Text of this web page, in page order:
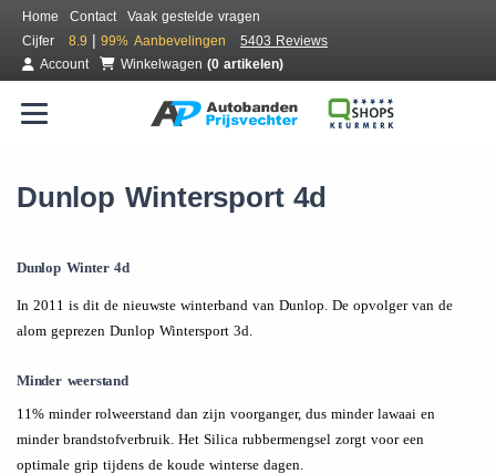
Home Contact
Vaak gestelde vragen
Cijfer
8.9 | 99% Aanbevelingen
5403 Reviews
Account
Winkelwagen (0 artikelen)
Dunlop Wintersport 4d
Dunlop Winter 4d
In 2011 is dit de nieuwste winterband van Dunlop. De opvolger van de
alom geprezen Dunlop Wintersport 3d.
Minder weerstand
11% minder rolweerstand dan zijn voorganger, dus minder lawaai en
minder brandstofverbruik. Het Silica rubbermengsel zorgt voor een
optimale grip tijdens de koude winterse dagen.